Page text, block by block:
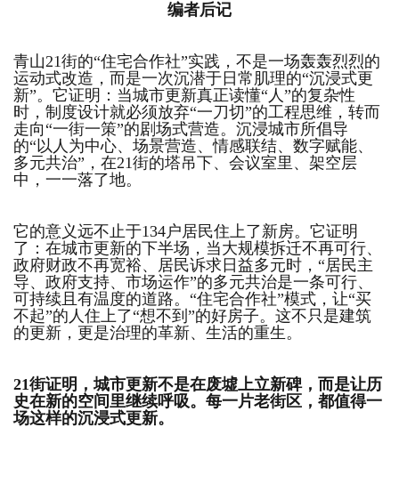
编者后记
青山21街的“住宅合作社”实践，不是一场轰轰烈烈的
运动式改造，而是一次沉潜于日常肌理的“沉浸式更
新”。它证明：当城市更新真正读懂“人”的复杂性
时，制度设计就必须放弃“一刀切”的工程思维，转而
走向“一街一策”的剧场式营造。沉浸城市所倡导
的“以人为中心、场景营造、情感联结、数字赋能、
多元共治”，在21街的塔吊下、会议室里、架空层
中，一一落了地。
它的意义远不止于134户居民住上了新房。它证明
了：在城市更新的下半场，当大规模拆迁不再可行、
政府财政不再宽裕、居民诉求日益多元时，“居民主
导、政府支持、市场运作”的多元共治是一条可行、
可持续且有温度的道路。“住宅合作社”模式，让“买
不起”的人住上了“想不到”的好房子。这不只是建筑
的更新，更是治理的革新、生活的重生。
21街证明，城市更新不是在废墟上立新碑，而是让历
史在新的空间里继续呼吸。每一片老街区，都值得一
场这样的沉浸式更新。